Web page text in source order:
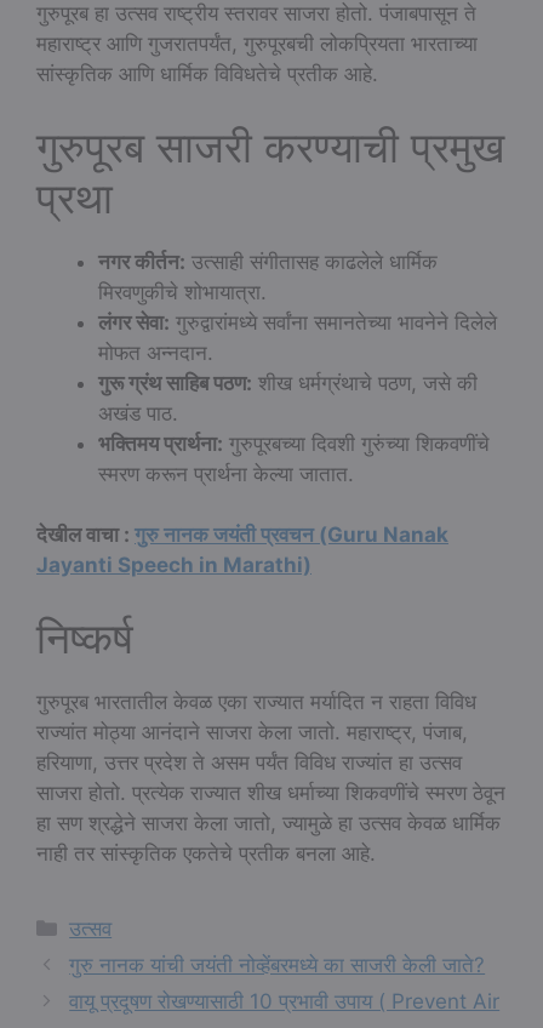
गुरुपूरब हा उत्सव राष्ट्रीय स्तरावर साजरा होतो. पंजाबपासून ते
महाराष्ट्र आणि गुजरातपर्यंत, गुरुपूरबची लोकप्रियता भारताच्या
सांस्कृतिक आणि धार्मिक विविधतेचे प्रतीक आहे.
गुरुपूरब साजरी करण्याची प्रमुख
प्रथा
नगर कीर्तन: उत्साही संगीतासह काढलेले धार्मिक
मिरवणुकीचे शोभायात्रा.
लंगर सेवा: गुरुद्वारांमध्ये सर्वांना समानतेच्या भावनेने दिलेले
मोफत अन्नदान.
गुरू ग्रंथ साहिब पठण: शीख धर्मग्रंथाचे पठण, जसे की
अखंड पाठ.
भक्तिमय प्रार्थना: गुरुपूरबच्या दिवशी गुरुंच्या शिकवणींचे
स्मरण करून प्रार्थना केल्या जातात.
देखील वाचा : गुरु नानक जयंती प्रवचन (Guru Nanak
Jayanti Speech in Marathi)
निष्कर्ष
गुरुपूरब भारतातील केवळ एका राज्यात मर्यादित न राहता विविध
राज्यांत मोठ्या आनंदाने साजरा केला जातो. महाराष्ट्र, पंजाब,
हरियाणा, उत्तर प्रदेश ते असम पर्यंत विविध राज्यांत हा उत्सव
साजरा होतो. प्रत्येक राज्यात शीख धर्माच्या शिकवणींचे स्मरण ठेवून
हा सण श्रद्धेने साजरा केला जातो, ज्यामुळे हा उत्सव केवळ धार्मिक
नाही तर सांस्कृतिक एकतेचे प्रतीक बनला आहे.
Categories
उत्सव
गुरु नानक यांची जयंती नोव्हेंबरमध्ये का साजरी केली जाते?
वायू प्रदूषण रोखण्यासाठी 10 प्रभावी उपाय ( Prevent Air